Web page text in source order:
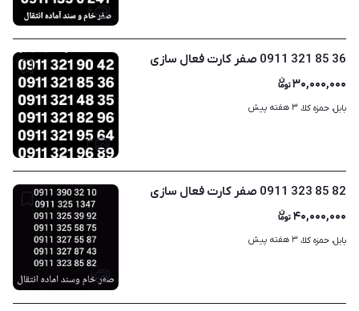
۶
۳
36 85 321 0911 صفر کارت فعال سازی
۳۰,۰۰۰,۰۰۰
بابل، حمزه کلا، ۳ هفته پیش
۱
82 85 323 0911 صفر کارت فعال سازی
۴۰,۰۰۰,۰۰۰
بابل، حمزه کلا، ۳ هفته پیش